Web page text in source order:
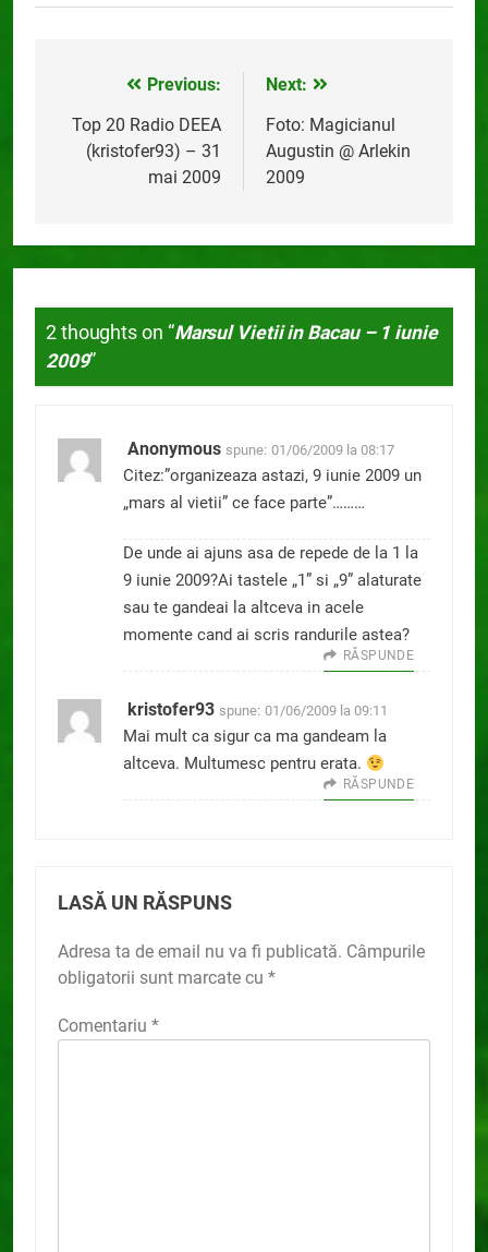
Navigare
în
articole
Previous:
Top 20 Radio DEEA
(kristofer93) – 31
mai 2009
Next:
Foto: Magicianul
Augustin @ Arlekin
2009
2 thoughts on “Marsul Vietii in Bacau – 1 iunie
2009”
Anonymous spune: 01/06/2009 la 08:17
Citez:”organizeaza astazi, 9 iunie 2009 un
„mars al vietii” ce face parte”………
De unde ai ajuns asa de repede de la 1 la
9 iunie 2009?Ai tastele „1” si „9” alaturate
sau te gandeai la altceva in acele
momente cand ai scris randurile astea?
RĂSPUNDE
kristofer93 spune: 01/06/2009 la 09:11
Mai mult ca sigur ca ma gandeam la
altceva. Multumesc pentru erata.
RĂSPUNDE
LASĂ UN RĂSPUNS
Adresa ta de email nu va fi publicată. Câmpurile
obligatorii sunt marcate cu *
Comentariu *